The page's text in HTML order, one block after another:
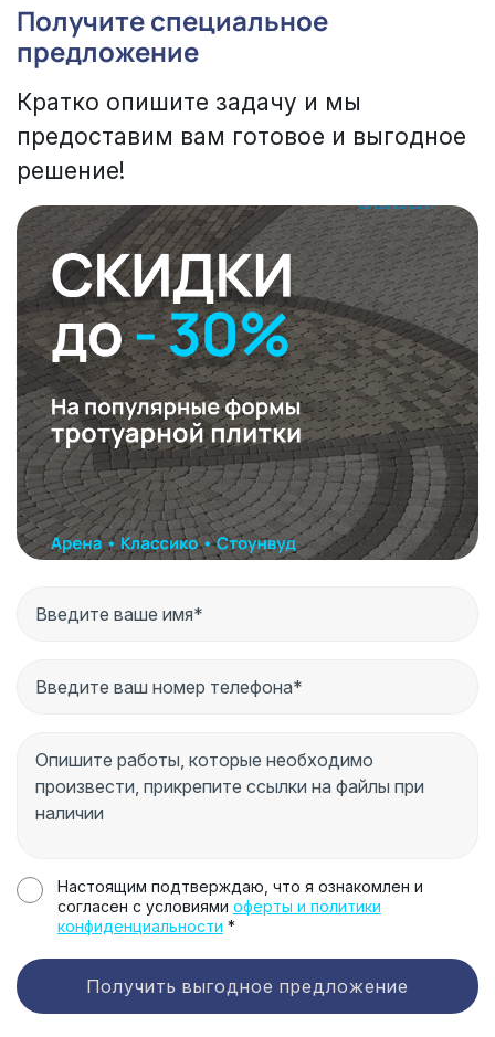
Получите специальное
предложение
Кратко опишите задачу и мы
предоставим вам готовое и выгодное
решение!
Настоящим подтверждаю, что я ознакомлен и
согласен с условиями оферты и политики
конфиденциальности *
Получить выгодное предложение